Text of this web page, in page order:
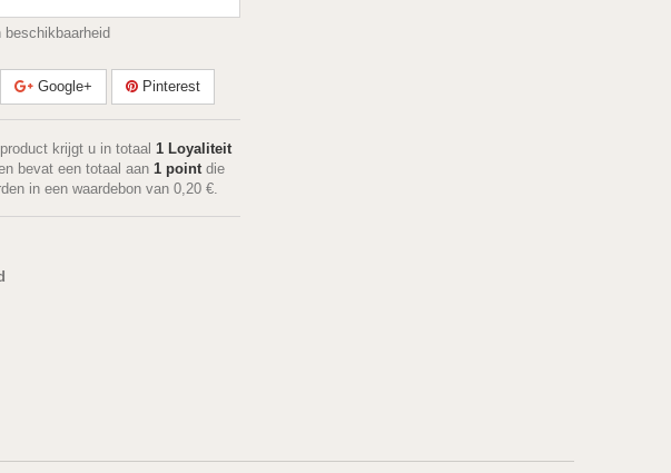
beschikbaarheid
Google+ Pinterest
krijgt u in totaal 1 Loyaliteit
bevat een totaal aan 1 point die
in een waardebon van 0,20 €